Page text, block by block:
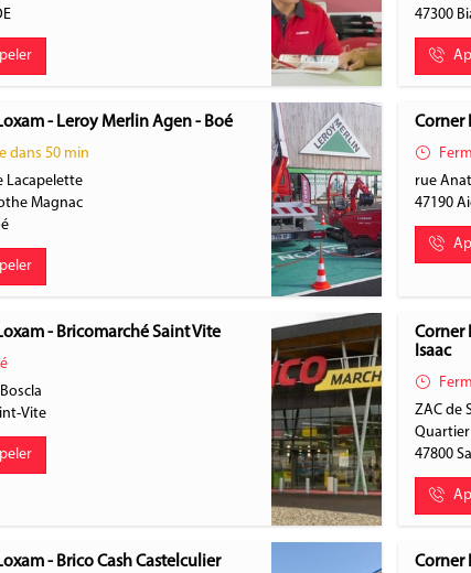
47300
- Leroy Merlin Agen - Boé
dans 50 min
Lacapelette
Magnac
Corner
rue
47190
- Bricomarché Saint Vite
Vite
Corner
Isaac
ZAC de
Quartier
47800
- Brico Cash Castelculier Corner